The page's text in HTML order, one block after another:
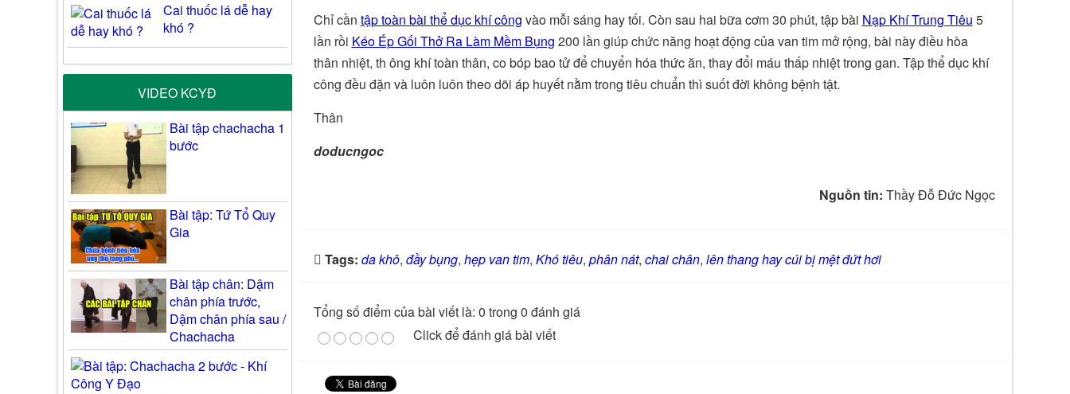
Chỉ cần tập toàn bài thể dục khí công vào mỗi sáng hay tối. Còn sau hai bữa cơm 30 phút, tập bài Nạp Khí Trung Tiêu 5
lần rồi Kéo Ép Gối Thở Ra Làm Mềm Bụng 200 lần giúp chức năng hoạt động của van tim mở rộng, bài này điều hòa
thân nhiệt, th ông khí toàn thân, co bóp bao tử để chuyển hóa thức ăn, thay đổi máu thấp nhiệt trong gan. Tập thể dục khí
công đều đặn và luôn luôn theo dõi áp huyết nằm trong tiêu chuẩn thì suốt đời không bệnh tật.
Thân
doducngoc
Nguồn tin: Thầy Đỗ Đức Ngọc
Tags: da khô, đầy bụng, hẹp van tim, Khó tiêu, phân nát, chai chân, lên thang hay cúi bị mệt đứt hơi
Tổng số điểm của bài viết là: 0 trong 0 đánh giá
Click để đánh giá bài viết
Cai thuốc lá dễ hay
khó ?
VIDEO KCYĐ
Bài tập chachacha 1
bước
Bài tập: Tứ Tổ Quy
Gia
Bài tập chân: Dậm
chân phía trước,
Dậm chân phía sau /
Chachacha